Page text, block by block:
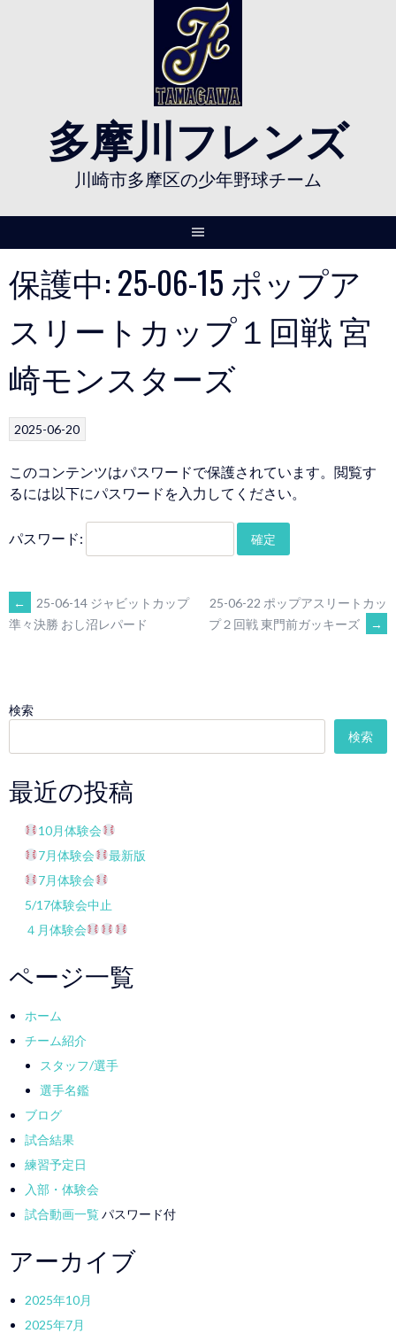
多摩川フレンズ
川崎市多摩区の少年野球チーム
保護中: 25-06-15 ポップア
スリートカップ１回戦 宮
崎モンスターズ
2025-06-20
このコンテンツはパスワードで保護されています。閲覧す
るには以下にパスワードを入力してください。
パスワード:
POST
←
25-06-14 ジャビットカップ
準々決勝 おし沼レパード
25-06-22 ポップアスリートカッ
プ２回戦 東門前ガッキーズ
→
検索
検索
最近の投稿
10月体験会
7月体験会
最新版
7月体験会
5/17体験会中止
４月体験会
ページ一覧
ホーム
チーム紹介
スタッフ/選手
選手名鑑
ブログ
試合結果
練習予定日
入部・体験会
試合動画一覧パスワード付
アーカイブ
2025年10月
2025年7月